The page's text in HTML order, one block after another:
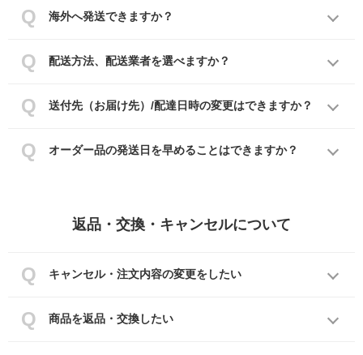
海外へ発送できますか？
配送方法、配送業者を選べますか？
送付先（お届け先）/配達日時の変更はできますか？
オーダー品の発送日を早めることはできますか？
返品・交換・キャンセルについて
キャンセル・注文内容の変更をしたい
商品を返品・交換したい